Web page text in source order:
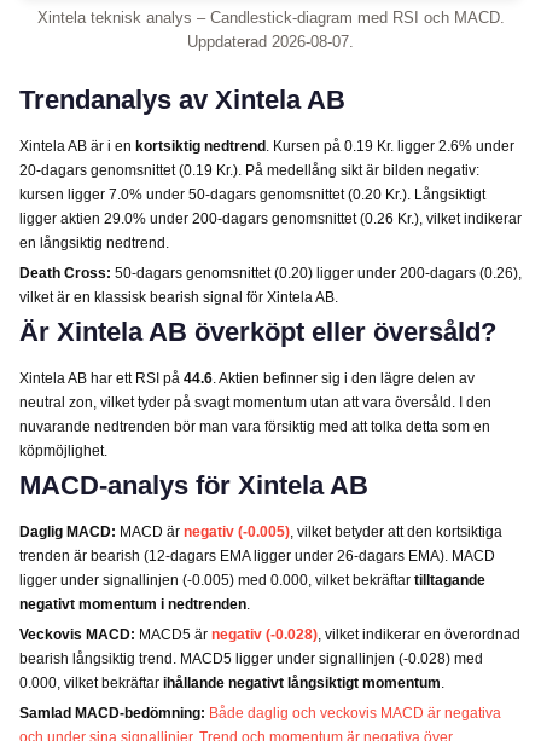
Xintela teknisk analys – Candlestick-diagram med RSI och MACD.
Uppdaterad 2026-08-07.
Trendanalys av Xintela AB
Xintela AB är i en kortsiktig nedtrend . Kursen på 0.19 Kr. ligger 2.6% under
20-dagars genomsnittet (0.19 Kr.). På medellång sikt är bilden negativ:
kursen ligger 7.0% under 50-dagars genomsnittet (0.20 Kr.). Långsiktigt
ligger aktien 29.0% under 200-dagars genomsnittet (0.26 Kr.), vilket indikerar
en långsiktig nedtrend.
Death Cross: 50-dagars genomsnittet (0.20) ligger under 200-dagars (0.26),
vilket är en klassisk bearish signal för Xintela AB.
Är Xintela AB överköpt eller översåld?
Xintela AB har ett RSI på 44.6. Aktien befinner sig i den lägre delen av
neutral zon, vilket tyder på svagt momentum utan att vara översåld. I den
nuvarande nedtrenden bör man vara försiktig med att tolka detta som en
köpmöjlighet.
MACD-analys för Xintela AB
Daglig MACD: MACD är negativ (-0.005), vilket betyder att den kortsiktiga
trenden är bearish (12-dagars EMA ligger under 26-dagars EMA). MACD
ligger under signallinjen (-0.005) med 0.000, vilket bekräftar tilltagande
negativt momentum i nedtrenden.
Veckovis MACD: MACD5 är negativ (-0.028), vilket indikerar en överordnad
bearish långsiktig trend. MACD5 ligger under signallinjen (-0.028) med
0.000, vilket bekräftar ihållande negativt långsiktigt momentum.
Samlad MACD-bedömning: Både daglig och veckovis MACD är negativa
och under sina signallinjer. Trend och momentum är negativa över